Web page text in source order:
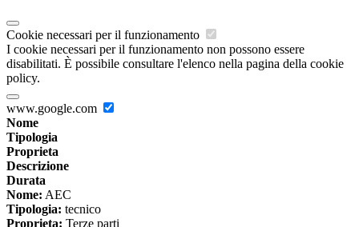
Cookie necessari per il funzionamento
I cookie necessari per il funzionamento non possono essere
disabilitati. È possibile consultare l'elenco nella pagina della cookie
policy.
www.google.com
Nome
Tipologia
Proprieta
Descrizione
Durata
Nome: AEC
Tipologia: tecnico
Proprieta: Terze parti